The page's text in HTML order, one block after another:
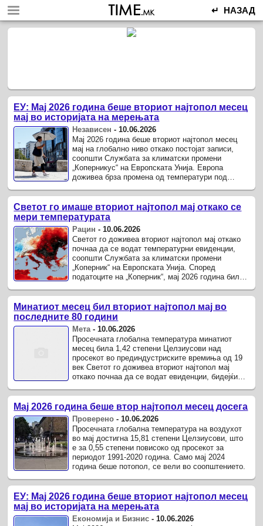
↵ НАЗАД
ЕУ: Мај 2026 година беше вториот најтопол месец
мај во историјата на мерењата
Независен - 10.06.2026
Мај 2026 година беше вториот најтопол месец
мај на глобално ниво откако постојат записи,
соопшти Службата за климатски промени
„Коперникус“ на Европската Унија. Европа
доживеа брза промена од температури под
Светот го имаше вториот најтопол мај откако се
мери температурата
Рацин - 10.06.2026
Светот го доживеа вториот најтопол мај откако
почнаа да се водат температурни евиденции,
соопшти Службата за климатски промени
„Коперник“ на Европската Унија. Според
податоците на „Коперник“, мај 2026 година бил
Минатиот месец бил вториот најтопол мај во
последните 80 години
Мета-10.06.2026
Просечната глобална температура минатиот
месец била 1,42 степени Целзиусови над
просекот во прединдустриските времиња од 19
век Светот го доживеа вториот најтопол мај
откако почнаа да се водат евиденции, бидејќи
Мај 2026 година беше втор најтопол месец досега
Проверено -10.06.2026
Просечната глобална температура на воздухот
во мај достигна 15,81 степени Целзиусови, што
е за 0,55 степени повисоко од просекот за
периодот 1991-2020 година. Само мај 2024
година беше потопол, се вели во соопштението.
ЕУ: Мај 2026 година беше вториот најтопол месец
мај во историјата на мерењата
Економија и Бизнис -10.06.2026